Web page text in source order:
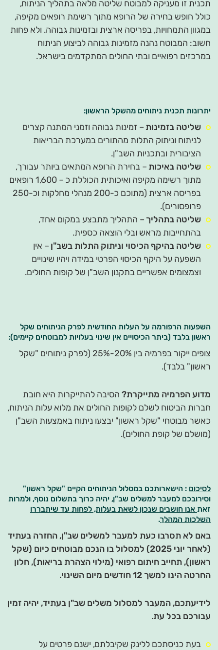
תכנית זו מעניקה למבוטח שליטה מלאה בתהליך הניתוח,
כולל חופש בחירה של הרופא מתוך רשימת רופאים מקיפה,
במגוון התמחויות, בפריסה ארצית ובזמינות גבוהה. ולא פחות
חשוב: המבוטח נהנה מזמינות גבוהה לביצוע הניתוח
במרכזים רפואיים ובתי החולים המתקדמים בישראל.
יתרונות תכנית ניתוחים מהשקל הראשון:
שליטה בזמינות – זמינות גבוהה וזמני המתנה קצרים
לניתוח וניתוק התלות מהתורים במערכת הבריאות
הציבורית ובתכניות השב"ן.
שליטה באיכות – בחירת הרופא המתאים ביותר עבורך,
מתוך רשימה מקיפה ואיכותית הכוללת כ – 1,600 רופאים
בפריסה ארצית (מתוכם כ-200 מנהלי מחלקות וכ-250
פרופסורים).
שליטה בתהליך – התהליך מתבצע במקום אחד,
בהתחייבות מראש ובלי הוצאה כספית.
שליטה בהיקף הכיסוי וניתוק התלות בשב"ן – אין
השפעה על היקף הכיסוי הפרטי במידה ויהיו שינויים
וצמצומים אפשריים בתקנון השב"ן של קופות החולים.
השפעות הרפורמה על העלות החודשית לפרק הניתוחים שקל
ראשון בלבד (ביתר הכיסויים אין שינוי בעלויות למבוטחים קיימים):
צופים ייקור בפרמיה בין 20%-25% (לפרק ניתוחים "שקל
ראשון" בלבד).
מדוע הפרמיה מתייקרת? הסיבה להתייקרות היא חובת
חברות הביטוח לשלם לקופות החולים את מלוא עלות הניתוח,
כאשר מבוטחי "שקל ראשון" יבצעו ניתוח באמצעות השב"ן
(מושלם של קופת החולים).
לסיכום : הישארותכם במסלול הניתוחים הקיים "שקל ראשון"
וסירובכם למעבר למשלים שב"ן, יהיה כרוך בתשלום נוסף, ולמרות
זאת אנו חושבים שנכון לשאת בעלות, לפחות עד שיתבררו
השלכות המהלך.
באם לא תסרבו כעת למעבר למשלים שב"ן, החזרה בעתיד
(לאחר יוני 2025) למסלול בו הנכם מבוטחים כיום (שקל
ראשון), תחייב חיתום רפואי (מילוי הצהרת בריאות), חלון
החרטה הינו למשך 12 חודשים מיום השינוי.
לידיעתכם, המעבר למסלול משלים שב"ן בעתיד, יהיה זמין
עבורכם בכל עת.
בעת כניסתכם ללינק שקיבלתם, ישנם פרטים על